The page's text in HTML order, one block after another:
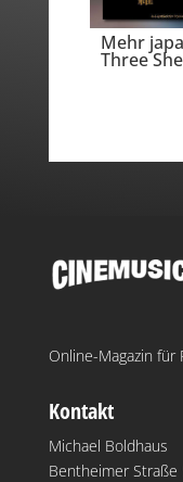
Mehr
Three
Online-Magazin für
Kontakt
Michael Boldhaus
Bentheimer Straße